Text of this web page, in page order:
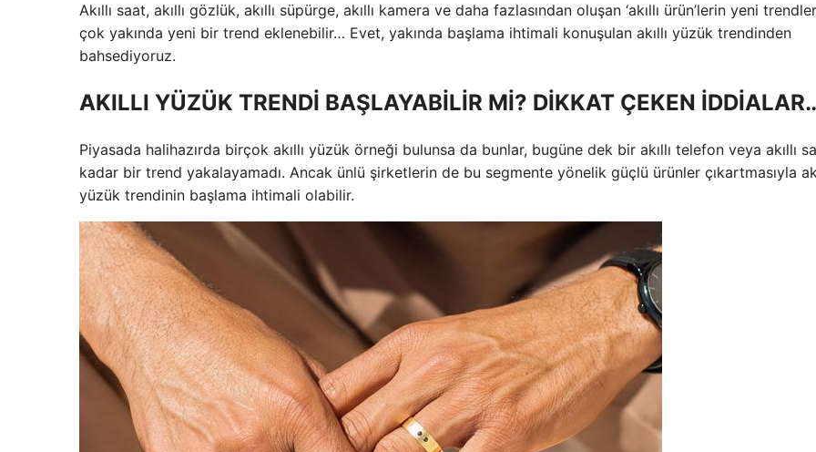
Akıllı saat, akıllı gözlük, akıllı süpürge, akıllı kamera ve daha fazlasından oluşan ‘akıllı ürün’lerin yeni
çok yakında yeni bir trend eklenebilir… Evet, yakında başlama ihtimali konuşulan akıllı yüzük trendinden
bahsediyoruz.
AKILLI YÜZÜK TRENDİ BAŞLAYABİLİR Mİ? DİKKAT ÇEKEN
Piyasada halihazırda birçok akıllı yüzük örneği bulunsa da bunlar, bugüne dek bir akıllı telefon veya akıllı
kadar bir trend yakalayamadı. Ancak ünlü şirketlerin de bu segmente yönelik güçlü ürünler çıkartmasıyla
yüzük trendinin başlama ihtimali olabilir.